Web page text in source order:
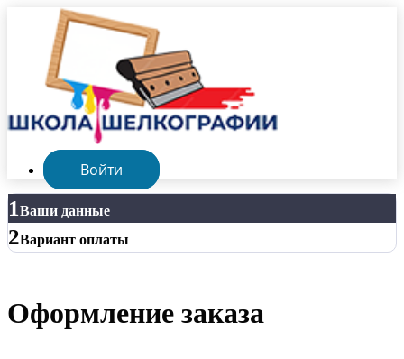
Войти
1Ваши данные
2Вариант оплаты
Оформление заказа